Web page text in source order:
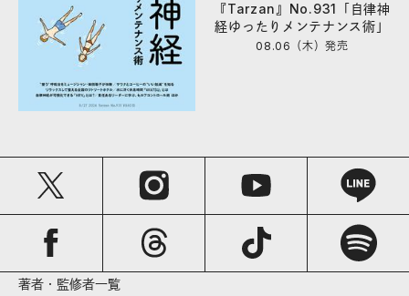
『Tarzan』No.931「自律神
経ゆったりメンテナンス術」
08.06（木）発売
著者・監修者一覧